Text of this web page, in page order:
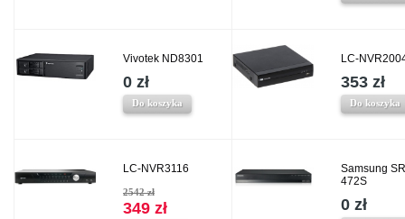
Vivotek ND8301
0 zł
Do koszyka
LC-
353 zł
Do koszyka
LC-NVR3116
2542 zł
349 zł
Samsung
472S
0 zł